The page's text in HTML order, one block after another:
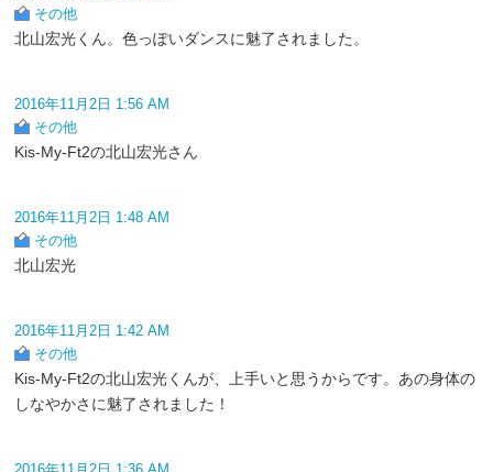
その他
北山宏光くん。色っぽいダンスに魅了されました。
2016年11月2日 1:56 AM
その他
Kis-My-Ft2の北山宏光さん
2016年11月2日 1:48 AM
その他
北山宏光
2016年11月2日 1:42 AM
その他
Kis-My-Ft2の北山宏光くんが、上手いと思うからです。あの身体の
しなやかさに魅了されました！